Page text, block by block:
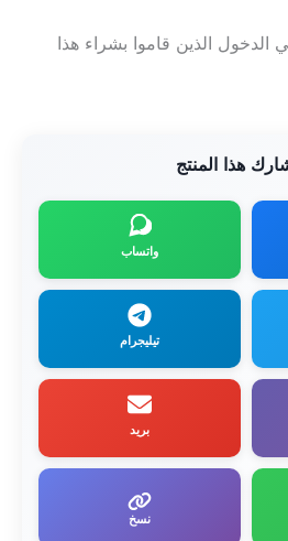
الذين قاموا بشراء هذا
هذا المنتج
واتساب
تيليجرام
بريد
نسخ